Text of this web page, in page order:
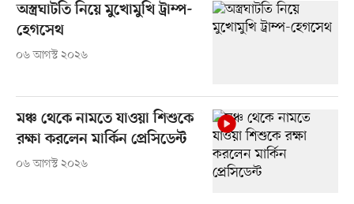
অস্ত্রঘাটতি নিয়ে মুখোমুখি ট্রাম্প-
হেগসেথ
০৬ আগস্ট ২০২৬
মঞ্চ থেকে নামতে যাওয়া শিশুকে
রক্ষা করলেন মার্কিন প্রেসিডেন্ট
০৬ আগস্ট ২০২৬